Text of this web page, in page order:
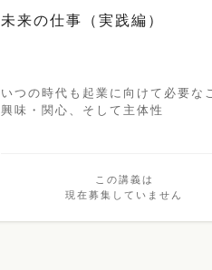
未来の仕事（実践編）
いつの時代も起業に向けて必要な
興味・関心、そして主体性
この講義は
現在募集していません